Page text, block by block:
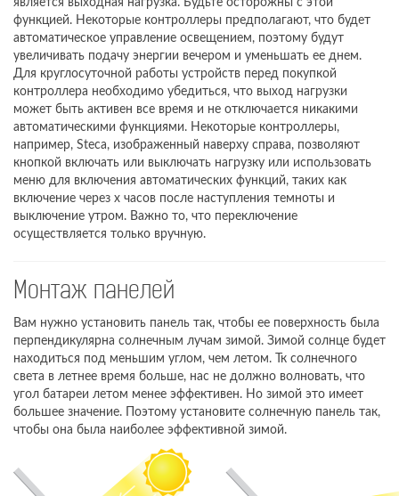
функцией. Некоторые контроллеры предполагают, что будет
автоматическое управление освещением, поэтому будут
увеличивать подачу энергии вечером и уменьшать ее днем.
Для круглосуточной работы устройств перед покупкой
контроллера необходимо убедиться, что выход нагрузки
может быть активен все время и не отключается никакими
автоматическими функциями. Некоторые контроллеры,
например, Steca, изображенный наверху справа, позволяют
кнопкой включать или выключать нагрузку или использовать
меню для включения автоматических функций, таких как
включение через x часов после наступления темноты и
выключение утром. Важно то, что переключение
осуществляется только вручную.
Монтаж панелей
Вам нужно установить панель так, чтобы ее поверхность была
перпендикулярна солнечным лучам зимой. Зимой солнце будет
находиться под меньшим углом, чем летом. Тк солнечного
света в летнее время больше, нас не должно волновать, что
угол батареи летом менее эффективен. Но зимой это имеет
большее значение. Поэтому установите солнечную панель так,
чтобы она была наиболее эффективной зимой.